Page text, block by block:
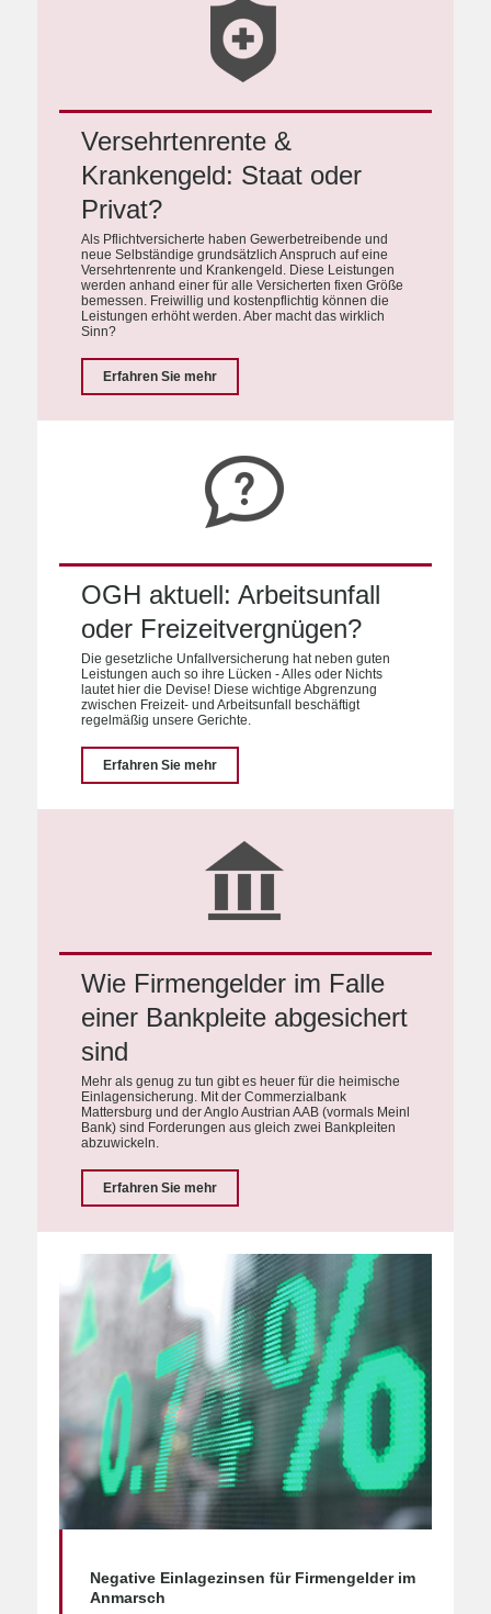
Versehrtenrente &
Krankengeld: Staat oder
Privat?
Als Pflichtversicherte haben Gewerbetreibende und
neue Selbständige grundsätzlich Anspruch auf eine
Versehrtenrente und Krankengeld. Diese Leistungen
werden anhand einer für alle Versicherten fixen Größe
bemessen. Freiwillig und kostenpflichtig können die
Leistungen erhöht werden. Aber macht das wirklich
Sinn?
Erfahren Sie mehr
OGH aktuell: Arbeitsunfall
oder Freizeitvergnügen?
Die gesetzliche Unfallversicherung hat neben guten
Leistungen auch so ihre Lücken - Alles oder Nichts
lautet hier die Devise! Diese wichtige Abgrenzung
zwischen Freizeit- und Arbeitsunfall beschäftigt
regelmäßig unsere Gerichte.
Erfahren Sie mehr
Wie Firmengelder im Falle
einer Bankpleite abgesichert
sind
Mehr als genug zu tun gibt es heuer für die heimische
Einlagensicherung. Mit der Commerzialbank
Mattersburg und der Anglo Austrian AAB (vormals Meinl
Bank) sind Forderungen aus gleich zwei Bankpleiten
abzuwickeln.
Erfahren Sie mehr
Negative Einlagezinsen für Firmengelder im
Anmarsch